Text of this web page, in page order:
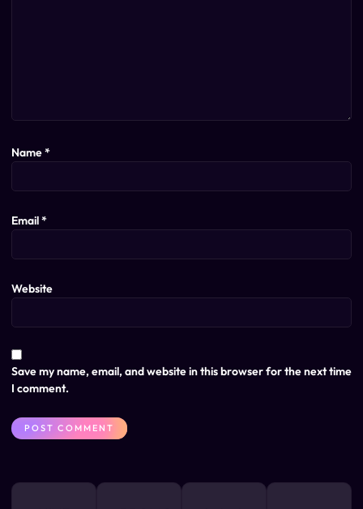
Name*
Email*
Website
Save my name, email, and website in this browser for the next time
I comment.